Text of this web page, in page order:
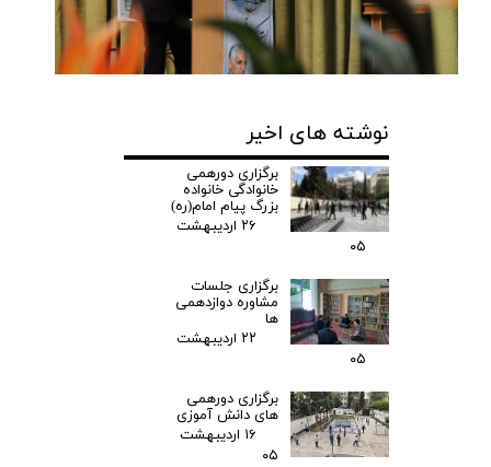
نوشته های اخیر
برگزاری دورهمی
خانوادگی خانواده
بزرگ پیام امام(ره)
۲۶ اردیبهشت
۰۵
برگزاری جلسات
مشاوره دوازدهمی
ها
۲۲ اردیبهشت
۰۵
برگزاری دورهمی
های دانش آموزی
۱۶ اردیبهشت
۰۵